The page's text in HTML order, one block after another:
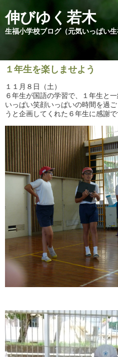
伸びゆく若木
生福小学校ブログ（元気いっぱい
１年生を楽しませよう
１１月８日（土）
６年生が国語の学習で、１年生と
いっぱい笑顔いっぱいの時間を過
うと企画してくれた６年生に感謝で